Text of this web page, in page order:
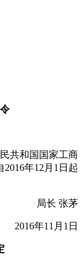
共和国国家工商
年12月1日起
局长 张茅
2016年11月1日